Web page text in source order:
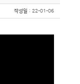
작성일 : 22-01-06